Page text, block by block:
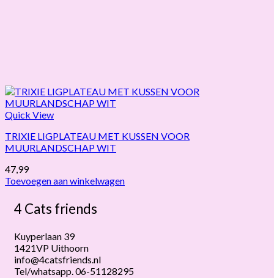
Quick View
TRIXIE LIGPLATEAU MET KUSSEN VOOR
MUURLANDSCHAP WIT
47,99
Toevoegen aan winkelwagen
4 Cats friends
Kuyperlaan 39
1421VP Uithoorn
info@4catsfriends.nl
Tel/whatsapp. 06-51128295